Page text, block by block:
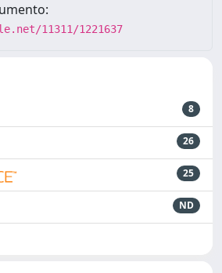
11311/1221637
8
26
25
ND